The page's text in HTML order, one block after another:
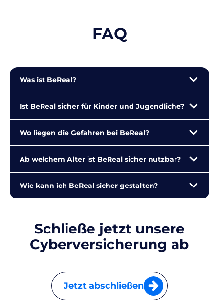
FAQ
Was ist BeReal?
Ist BeReal sicher für Kinder und Jugendliche?
Wo liegen die Gefahren bei BeReal?
Ab welchem Alter ist BeReal sicher nutzbar?
Wie kann ich BeReal sicher gestalten?
Schließe jetzt unsere
Cyberversicherung ab
Jetzt abschließen